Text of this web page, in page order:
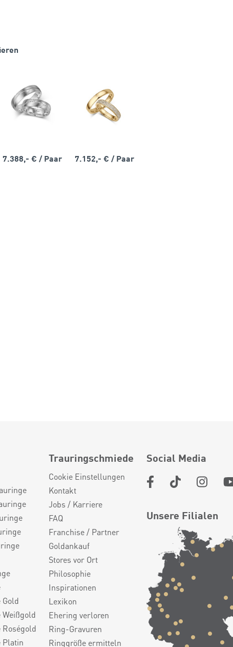
7.388,- €/ Paar 7.152,- € / Paar
Platin
Trauringschmiede
Cookie Einstellungen
Kontakt
Jobs / Karriere
FAQ
Franchise / Partner
Goldankauf
Stores vor Ort
Philosophie
Inspirationen
Lexikon
Ehering verloren
Ring-Gravuren
Ringgröße ermitteln
Social Media
Unsere Filialen